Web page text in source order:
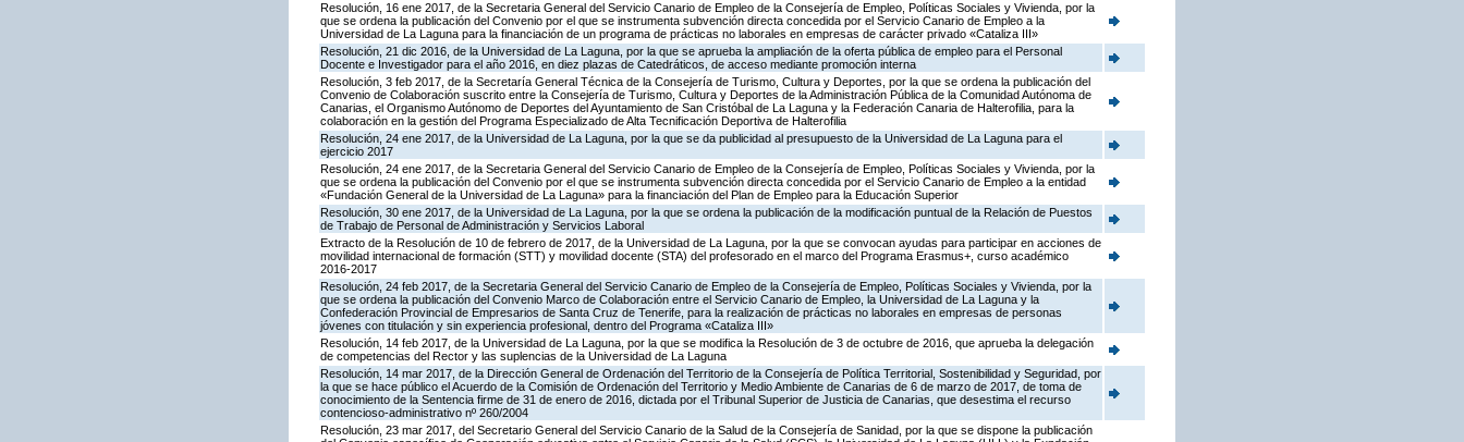
Resolución, 16 ene 2017, de la Secretaria General del Servicio Canario de Empleo de la Consejería de Empleo, Políticas Sociales y Vivienda, por la
que se ordena la publicación del Convenio por el que se instrumenta subvención directa concedida por el Servicio Canario de Empleo a la
Universidad de La Laguna para la financiación de un programa de prácticas no laborales en empresas de carácter privado «Cataliza III»
Resolución, 21 dic 2016, de la Universidad de La Laguna, por la que se aprueba la ampliación de la oferta pública de empleo para el Personal
Docente e Investigador para el año 2016, en diez plazas de Catedráticos, de acceso mediante promoción interna
Resolución, 3 feb 2017, de la Secretaría General Técnica de la Consejería de Turismo, Cultura y Deportes, por la que se ordena la publicación del
Convenio de Colaboración suscrito entre la Consejería de Turismo, Cultura y Deportes de la Administración Pública de la Comunidad Autónoma de
Canarias, el Organismo Autónomo de Deportes del Ayuntamiento de San Cristóbal de La Laguna y la Federación Canaria de Halterofilia, para la
colaboración en la gestión del Programa Especializado de Alta Tecnificación Deportiva de Halterofilia
Resolución, 24 ene 2017, de la Universidad de La Laguna, por la que se da publicidad al presupuesto de la Universidad de La Laguna para el
ejercicio 2017
Resolución, 24 ene 2017, de la Secretaria General del Servicio Canario de Empleo de la Consejería de Empleo, Políticas Sociales y Vivienda, por la
que se ordena la publicación del Convenio por el que se instrumenta subvención directa concedida por el Servicio Canario de Empleo a la entidad
«Fundación General de la Universidad de La Laguna» para la financiación del Plan de Empleo para la Educación Superior
Resolución, 30 ene 2017, de la Universidad de La Laguna, por la que se ordena la publicación de la modificación puntual de la Relación de Puestos
de Trabajo de Personal de Administración y Servicios Laboral
Extracto de la Resolución de 10 de febrero de 2017, de la Universidad de La Laguna, por la que se convocan ayudas para participar en acciones de
movilidad internacional de formación (STT) y movilidad docente (STA) del profesorado en el marco del Programa Erasmus+, curso académico
2016-2017
Resolución, 24 feb 2017, de la Secretaria General del Servicio Canario de Empleo de la Consejería de Empleo, Políticas Sociales y Vivienda, por la
que se ordena la publicación del Convenio Marco de Colaboración entre el Servicio Canario de Empleo, la Universidad de La Laguna y la
Confederación Provincial de Empresarios de Santa Cruz de Tenerife, para la realización de prácticas no laborales en empresas de personas
jóvenes con titulación y sin experiencia profesional, dentro del Programa «Cataliza III»
Resolución, 14 feb 2017, de la Universidad de La Laguna, por la que se modifica la Resolución de 3 de octubre de 2016, que aprueba la delegación
de competencias del Rector y las suplencias de la Universidad de La Laguna
Resolución, 14 mar 2017, de la Dirección General de Ordenación del Territorio de la Consejería de Política Territorial, Sostenibilidad y Seguridad, por
la que se hace público el Acuerdo de la Comisión de Ordenación del Territorio y Medio Ambiente de Canarias de 6 de marzo de 2017, de toma de
conocimiento de la Sentencia firme de 31 de enero de 2016, dictada por el Tribunal Superior de Justicia de Canarias, que desestima el recurso
contencioso-administrativo nº 260/2004
Resolución, 23 mar 2017, del Secretario General del Servicio Canario de la Salud de la Consejería de Sanidad, por la que se dispone la publicación